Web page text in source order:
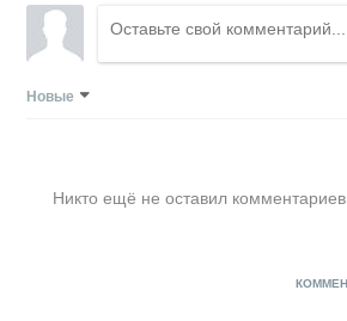
Новые
Никто ещё не оставил